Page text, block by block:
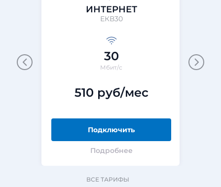
ИНТЕРНЕТ
ЕКВ30
30
Мбит/с
510 руб/мес
Подключить
Подробнее
ВСЕ ТАРИФЫ